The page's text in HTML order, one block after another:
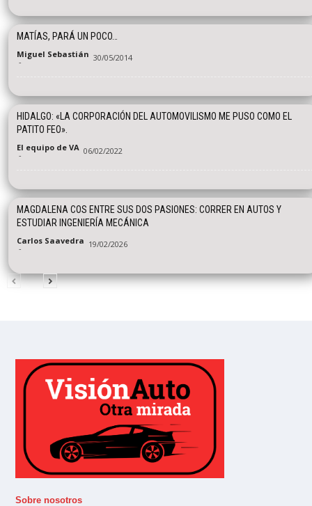
MATÍAS, PARÁ UN POCO…
Miguel Sebastián
- 30/05/2014
HIDALGO: «LA CORPORACIÓN DEL AUTOMOVILISMO ME PUSO COMO EL
PATITO FEO».
El equipo de VA
- 06/02/2022
MAGDALENA COS ENTRE SUS DOS PASIONES: CORRER EN AUTOS Y
ESTUDIAR INGENIERÍA MECÁNICA
Carlos Saavedra
- 19/02/2026
Sobre nosotros